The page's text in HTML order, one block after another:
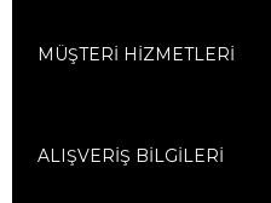
MÜŞTERİ HİZMETLERİ
ALIŞVERİŞ BİLGİLERİ